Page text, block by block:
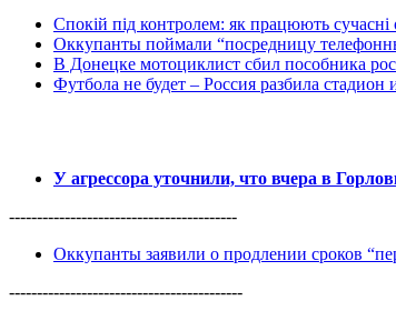
Спокій під контролем: як працюють сучасні
Оккупанты поймали “посредницу
В Донецке мотоциклист сбил пособника
Футбола не будет – Россия разбила стадион
У агрессора уточнили, что вчера в
-----------------------------------------
Оккупанты заявили о продлении сроков
------------------------------------------